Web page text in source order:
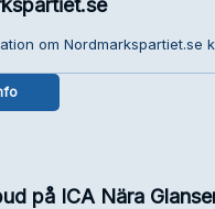
om Nordmarkspartiet.se
på ICA Nära